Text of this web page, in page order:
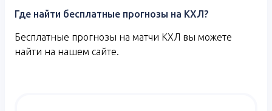
Где найти бесплатные прогнозы на КХЛ?
Бесплатные прогнозы на матчи КХЛ вы можете
найти на нашем сайте.